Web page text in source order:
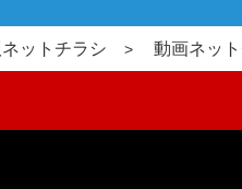
ットチラシ
動画ネッ